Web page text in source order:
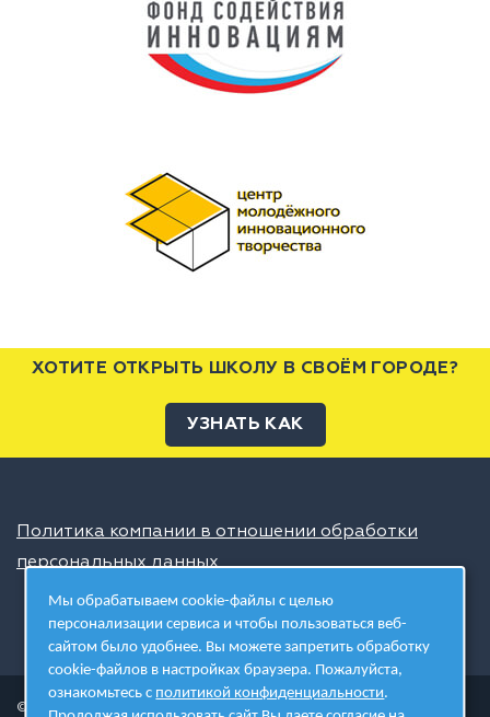
ХОТИТЕ ОТКРЫТЬ ШКОЛУ В СВОЁМ ГОРОДЕ?
УЗНАТЬ КАК
Политика компании в отношении обработки
персональных данных
© 2026 ШЦТ
Мы обрабатываем cookie-файлы с целью
персонализации сервиса и чтобы пользоваться веб-
сайтом было удобнее. Вы можете запретить обработку
cookie-файлов в настройках браузера. Пожалуйста,
ознакомьтесь с политикой конфиденциальности.